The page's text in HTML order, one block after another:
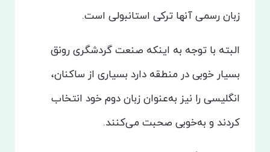
زبان رسمی آنها ترکی استانبولی است.
البته با توجه به اینکه صنعت گردشگری رونق
بسیار خوبی در منطقه دارد بسیاری از ساکنان،
انگلیسی را نیز به‌عنوان زبان دوم خود انتخاب
کردند و به‌خوبی صحبت می‌کنند.